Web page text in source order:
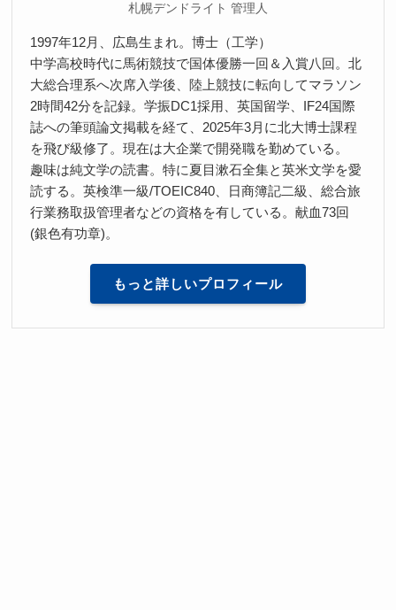
札幌デンドライト 管理人
1997年12月、広島生まれ。博士（工学）
中学高校時代に馬術競技で国体優勝一回＆入賞八回。北
大総合理系へ次席入学後、陸上競技に転向してマラソン
2時間42分を記録。学振DC1採用、英国留学、IF24国際
誌への筆頭論文掲載を経て、2025年3月に北大博士課程
を飛び級修了。現在は大企業で開発職を勤めている。
趣味は純文学の読書。特に夏目漱石全集と英米文学を愛
読する。英検準一級/TOEIC840、日商簿記二級、総合旅
行業務取扱管理者などの資格を有している。献血73回
(銀色有功章)。
もっと詳しいプロフィール